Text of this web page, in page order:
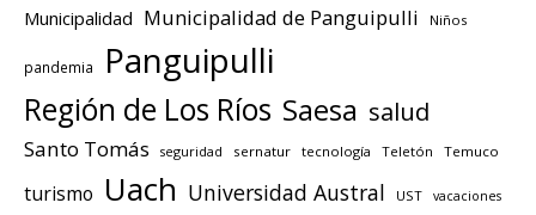
Municipalidad Municipalidad de Panguipulli Niños
pandemia Panguipulli
Región de Los Ríos Saesa salud
Santo Tomás seguridad sernatur tecnología Teletón Temuco
turismo Uach Universidad Austral UST vacaciones